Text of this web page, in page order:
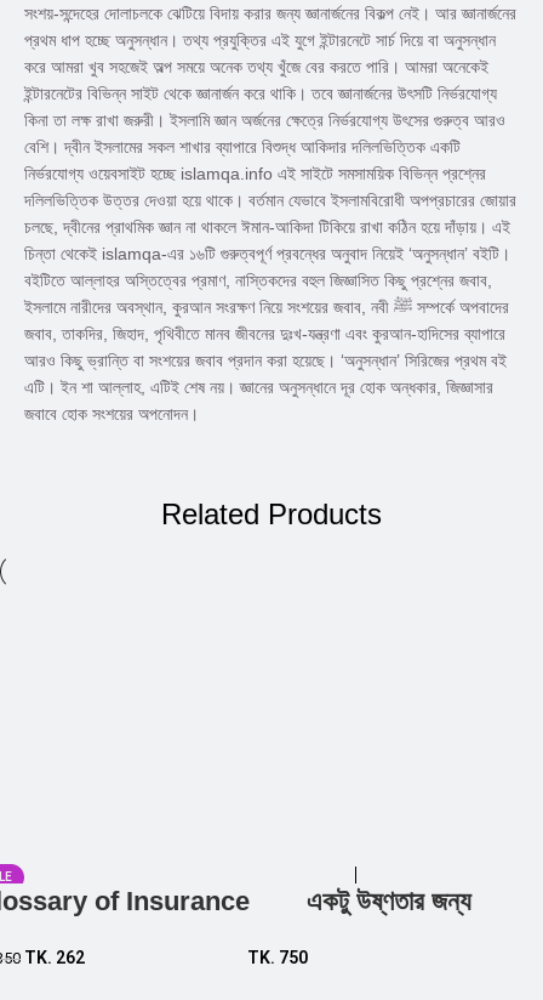
সংশয়-সন্দেহের দোলাচলকে ঝেটিয়ে বিদায় করার জন্য জ্ঞানার্জনের বিকল্প নেই। আর জ্ঞানার্জনের
প্রথম ধাপ হচ্ছে অনুসন্ধান। তথ্য প্রযুক্তির এই যুগে ইন্টারনেটে সার্চ দিয়ে বা অনুসন্ধান
করে আমরা খুব সহজেই অল্প সময়ে অনেক তথ্য খুঁজে বের করতে পারি। আমরা অনেকেই
ইন্টারনেটের বিভিন্ন সাইট থেকে জ্ঞানার্জন করে থাকি। তবে জ্ঞানার্জনের উৎসটি নির্ভরযোগ্য
কিনা তা লক্ষ রাখা জরুরী। ইসলামি জ্ঞান অর্জনের ক্ষেত্রে নির্ভরযোগ্য উৎসের গুরুত্ব আরও
বেশি। দ্বীন ইসলামের সকল শাখার ব্যাপারে বিশুদ্ধ আকিদার দলিলভিত্তিক একটি
নির্ভরযোগ্য ওয়েবসাইট হচ্ছে islamqa.info এই সাইটে সমসাময়িক বিভিন্ন প্রশ্নের
দলিলভিত্তিক উত্তর দেওয়া হয়ে থাকে। বর্তমান যেভাবে ইসলামবিরোধী অপপ্রচারের জোয়ার
চলছে, দ্বীনের প্রাথমিক জ্ঞান না থাকলে ঈমান-আকিদা টিকিয়ে রাখা কঠিন হয়ে দাঁড়ায়। এই
চিন্তা থেকেই islamqa-এর ১৬টি গুরুত্বপূর্ণ প্রবন্ধের অনুবাদ নিয়েই ‘অনুসন্ধান’ বইটি।
বইটিতে আল্লাহর অস্তিত্বের প্রমাণ, নাস্তিকদের বহুল জিজ্ঞাসিত কিছু প্রশ্নের জবাব,
ইসলামে নারীদের অবস্থান, কুরআন সংরক্ষণ নিয়ে সংশয়ের জবাব, নবী ﷺ সম্পর্কে অপবাদের
জবাব, তাকদির, জিহাদ, পৃথিবীতে মানব জীবনের দুঃখ-যন্ত্রণা এবং কুরআন-হাদিসের ব্যাপারে
আরও কিছু ভ্রান্তি বা সংশয়ের জবাব প্রদান করা হয়েছে। ‘অনুসন্ধান’ সিরিজের প্রথম বই
এটি। ইন শা আল্লাহ, এটিই শেষ নয়। জ্ঞানের অনুসন্ধানে দূর হোক অন্ধকার, জিজ্ঞাসার
জবাবে হোক সংশয়ের অপনোদন।
Related Products
of Insurance
TK. 262
Add to cart
একটু উষ্ণতার জন্য
TK. 750